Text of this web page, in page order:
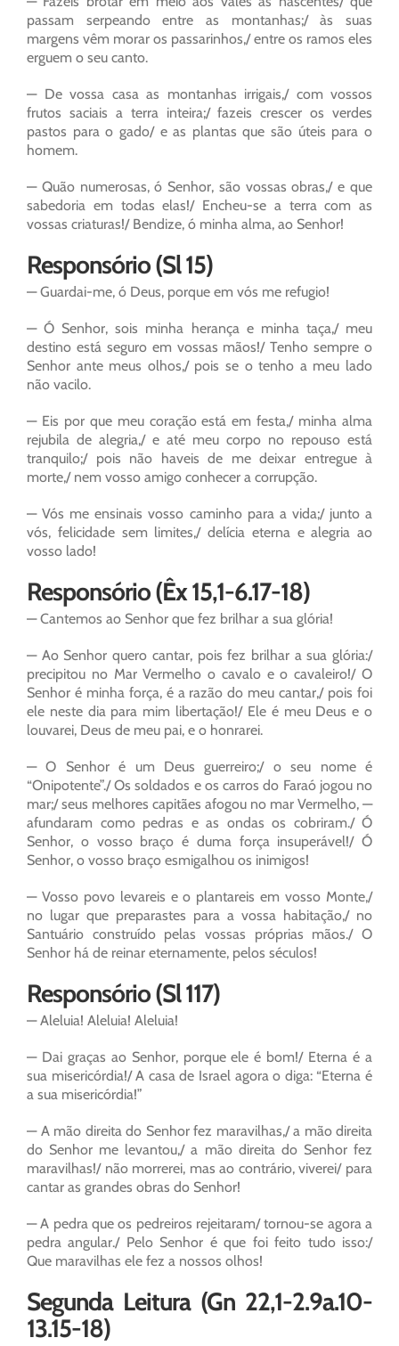
passam serpeando entre as montanhas;/ às suas
margens vêm morar os passarinhos,/ entre os ramos eles
erguem o seu canto.
— De vossa casa as montanhas irrigais,/ com vossos
frutos saciais a terra inteira;/ fazeis crescer os verdes
pastos para o gado/ e as plantas que são úteis para o
homem.
— Quão numerosas, ó Senhor, são vossas obras,/ e que
sabedoria em todas elas!/ Encheu-se a terra com as
vossas criaturas!/ Bendize, ó minha alma, ao Senhor!
Responsório (Sl 15)
— Guardai-me, ó Deus, porque em vós me refugio!
— Ó Senhor, sois minha herança e minha taça,/ meu
destino está seguro em vossas mãos!/ Tenho sempre o
Senhor ante meus olhos,/ pois se o tenho a meu lado
não vacilo.
— Eis por que meu coração está em festa,/ minha alma
rejubila de alegria,/ e até meu corpo no repouso está
tranquilo;/ pois não haveis de me deixar entregue à
morte,/ nem vosso amigo conhecer a corrupção.
— Vós me ensinais vosso caminho para a vida;/ junto a
vós, felicidade sem limites,/ delícia eterna e alegria ao
vosso lado!
Responsório (Êx 15,1-6.17-18)
— Cantemos ao Senhor que fez brilhar a sua glória!
— Ao Senhor quero cantar, pois fez brilhar a sua glória:/
precipitou no Mar Vermelho o cavalo e o cavaleiro!/ O
Senhor é minha força, é a razão do meu cantar,/ pois foi
ele neste dia para mim libertação!/ Ele é meu Deus e o
louvarei, Deus de meu pai, e o honrarei.
— O Senhor é um Deus guerreiro;/ o seu nome é
“Onipotente”./ Os soldados e os carros do Faraó jogou no
mar;/ seus melhores capitães afogou no mar Vermelho, —
afundaram como pedras e as ondas os cobriram./ Ó
Senhor, o vosso braço é duma força insuperável!/ Ó
Senhor, o vosso braço esmigalhou os inimigos!
— Vosso povo levareis e o plantareis em vosso Monte,/
no lugar que preparastes para a vossa habitação,/ no
Santuário construído pelas vossas próprias mãos./ O
Senhor há de reinar eternamente, pelos séculos!
Responsório (Sl 117)
— Aleluia! Aleluia! Aleluia!
— Dai graças ao Senhor, porque ele é bom!/ Eterna é a
sua misericórdia!/ A casa de Israel agora o diga: “Eterna é
a sua misericórdia!”
— A mão direita do Senhor fez maravilhas,/ a mão direita
do Senhor me levantou,/ a mão direita do Senhor fez
maravilhas!/ não morrerei, mas ao contrário, viverei/ para
cantar as grandes obras do Senhor!
— A pedra que os pedreiros rejeitaram/ tornou-se agora a
pedra angular./ Pelo Senhor é que foi feito tudo isso:/
Que maravilhas ele fez a nossos olhos!
Segunda Leitura (Gn 22,1-2.9a.10-
13.15-18)